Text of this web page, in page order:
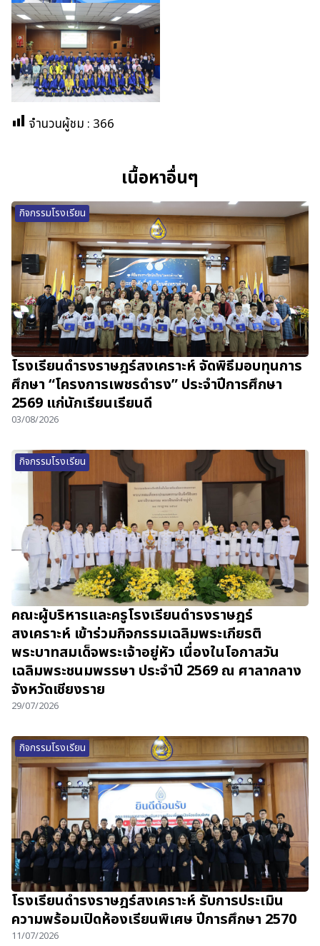
จำนวนผู้ชม : 366
เนื้อหาอื่นๆ
กิจกรรมโรงเรียน
โรงเรียนดำรงราษฎร์สงเคราะห์ จัดพิธีมอบทุนการ
ศึกษา “โครงการเพชรดำรง” ประจำปีการศึกษา
2569 แก่นักเรียนเรียนดี
03/08/2026
กิจกรรมโรงเรียน
คณะผู้บริหารและครูโรงเรียนดำรงราษฎร์
สงเคราะห์ เข้าร่วมกิจกรรมเฉลิมพระเกียรติ
พระบาทสมเด็จพระเจ้าอยู่หัว เนื่องในโอกาสวัน
เฉลิมพระชนมพรรษา ประจำปี 2569 ณ ศาลากลาง
จังหวัดเชียงราย
29/07/2026
กิจกรรมโรงเรียน
โรงเรียนดำรงราษฎร์สงเคราะห์ รับการประเมิน
ความพร้อมเปิดห้องเรียนพิเศษ ปีการศึกษา 2570
11/07/2026